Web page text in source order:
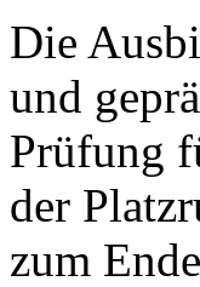
Die
und
Prüfung
der
zum